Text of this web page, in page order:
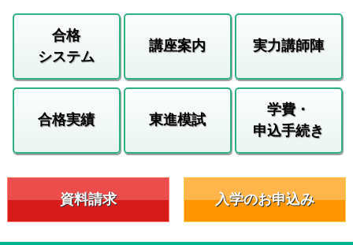
合格
システム
講座案内 実力講師陣
合格実績 東進模試
学費・
申込手続き
資料請求 入学のお申込み